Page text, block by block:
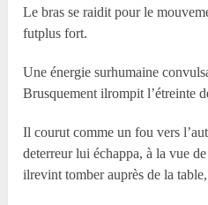
Le bras se raidit pour le
futplus fort.
Une énergie surhumaine
Brusquement ilrompit l’étreinte
Il courut comme un fou vers
deterreur lui échappa, à la vue
ilrevint tomber auprès de la